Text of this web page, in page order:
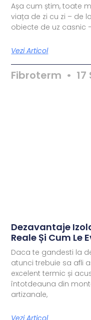
Așa cum știm, toate
viața de zi cu zi – de
obiecte de uz casnic
Vezi Articol
Fibroterm
Dezavantaje
Reale Și Cum Le
Daca te gandesti la
atunci trebuie sa afli
excelent termic și
întotdeauna din
artizanale,